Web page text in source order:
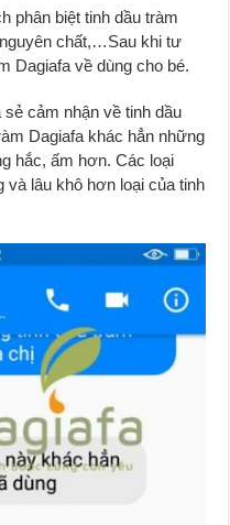
phân biệt tinh dầu tràm
chất,…Sau khi tư
Dagiafa về dùng cho bé.
cảm nhận về tinh dầu
Dagiafa khác hẳn những
hắc, ấm hơn. Các loại
và lâu khô hơn loại của tinh